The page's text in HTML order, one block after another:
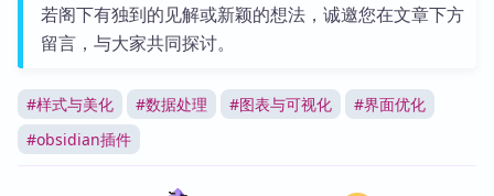
若阁下有独到的见解或新颖的想法，诚邀您在文章下方
留言，与大家共同探讨。
#样式与美化 #数据处理 #图表与可视化 #界面优化
#obsidian插件